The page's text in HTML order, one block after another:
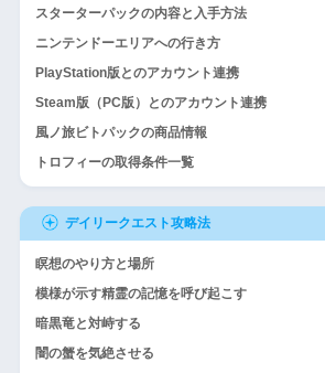
スターターパックの内容と入手方法
ニンテンドーエリアへの行き方
PlayStation版とのアカウント連携
Steam版（PC版）とのアカウント連携
風ノ旅ビトパックの商品情報
トロフィーの取得条件一覧
デイリークエスト攻略法
瞑想のやり方と場所
模様が示す精霊の記憶を呼び起こす
暗黒竜と対峙する
闇の蟹を気絶させる